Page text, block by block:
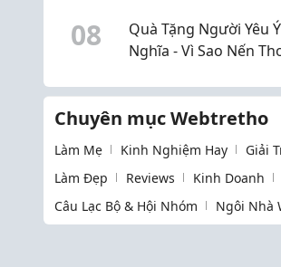
08
Quà Tặng Người Yêu Ý
Nghĩa - Vì Sao Nến
Chuyên mục Webtretho
Làm Mẹ Kinh Nghiệm Hay Giải
Làm Đẹp
Reviews Kinh Doanh
Câu Lạc Bộ & Hội Nhóm
Ngôi Nhà